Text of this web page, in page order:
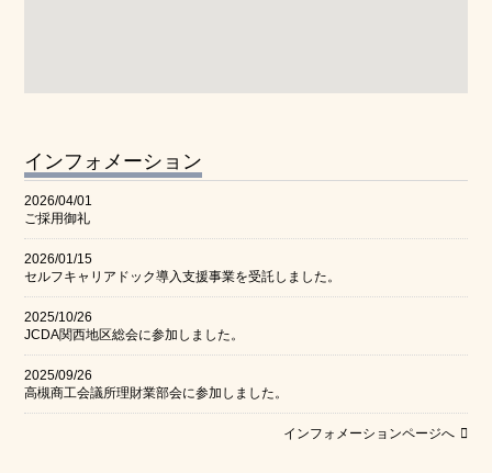
インフォメーション
2026/04/01
ご採用御礼
2026/01/15
セルフキャリアドック導入支援事業を受託しました。
2025/10/26
JCDA関西地区総会に参加しました。
2025/09/26
高槻商工会議所理財業部会に参加しました。
インフォメーションページへ